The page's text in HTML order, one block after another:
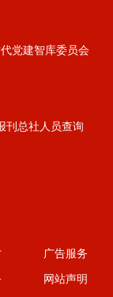
党建智库委员会
刊总社人员查询
广告服务
网站声明